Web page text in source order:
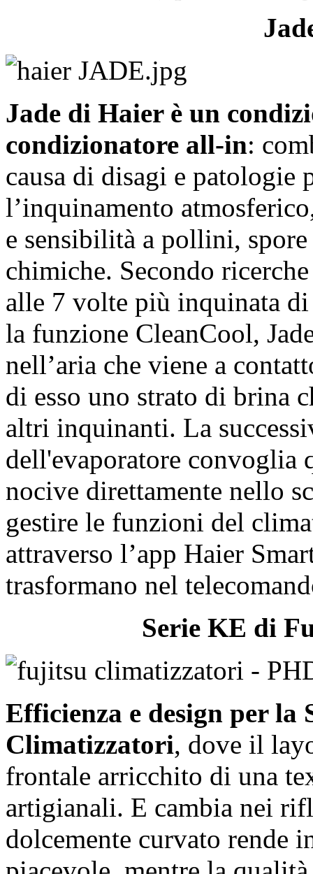
Jade di Haier è un
condizionatore all-in:
causa di disagi e patologie
l’inquinamento
e sensibilità a pollini,
chimiche. Secondo
alle 7 volte più inquinata
la funzione CleanCool,
nell’aria che viene a
di esso uno strato di brina
altri inquinanti. La
dell'evaporatore convoglia
nocive direttamente nello
gestire le funzioni del
attraverso l’app Haier
trasformano nel
Serie KE di
Efficienza e design per
Climatizzatori, dove il
frontale arricchito di una
artigianali. E cambia nei
dolcemente curvato rende